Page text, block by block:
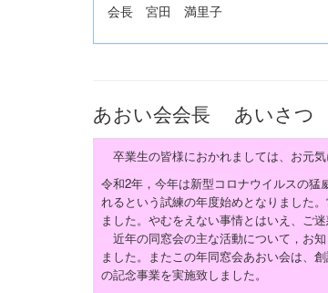
会長 宮田 満里子
あおい会会長 あいさつ
卒業生の皆様におかれましては、お元
令和2年，今年は新型コロナウイルスの猛
れるという試練の年度始めとなりました
ました。やむをえない事情とはいえ、ご
近年の同窓会の主な活動について，お
ました。またこの年同窓会あおい会は、
の記念事業を実施致しました。